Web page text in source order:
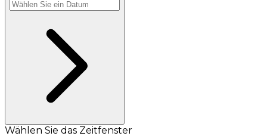
Wählen Sie das Zeitfenster